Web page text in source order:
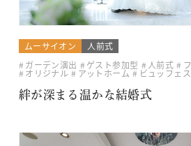
ムーサイオン
人前式
ガーデン演出
ゲスト参加型 人前式
オリジナル アットホーム
ビュッフェ
絆が深まる温かな結婚式